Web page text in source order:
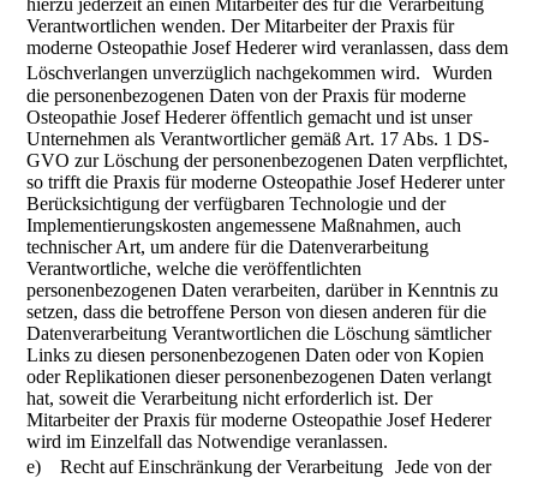
hierzu jederzeit an einen Mitarbeiter des für die Verarbeitung
Verantwortlichen wenden. Der Mitarbeiter der Praxis für
moderne Osteopathie Josef Hederer wird veranlassen, dass dem
Löschverlangen unverzüglich nachgekommen wird. Wurden
die personenbezogenen Daten von der Praxis für moderne
Osteopathie Josef Hederer öffentlich gemacht und ist unser
Unternehmen als Verantwortlicher gemäß Art. 17 Abs. 1 DS-
GVO zur Löschung der personenbezogenen Daten verpflichtet,
so trifft die Praxis für moderne Osteopathie Josef Hederer unter
Berücksichtigung der verfügbaren Technologie und der
Implementierungskosten angemessene Maßnahmen, auch
technischer Art, um andere für die Datenverarbeitung
Verantwortliche, welche die veröffentlichten
personenbezogenen Daten verarbeiten, darüber in Kenntnis zu
setzen, dass die betroffene Person von diesen anderen für die
Datenverarbeitung Verantwortlichen die Löschung sämtlicher
Links zu diesen personenbezogenen Daten oder von Kopien
oder Replikationen dieser personenbezogenen Daten verlangt
hat, soweit die Verarbeitung nicht erforderlich ist. Der
Mitarbeiter der Praxis für moderne Osteopathie Josef Hederer
wird im Einzelfall das Notwendige veranlassen.
e) Recht auf Einschränkung der Verarbeitung Jede von der